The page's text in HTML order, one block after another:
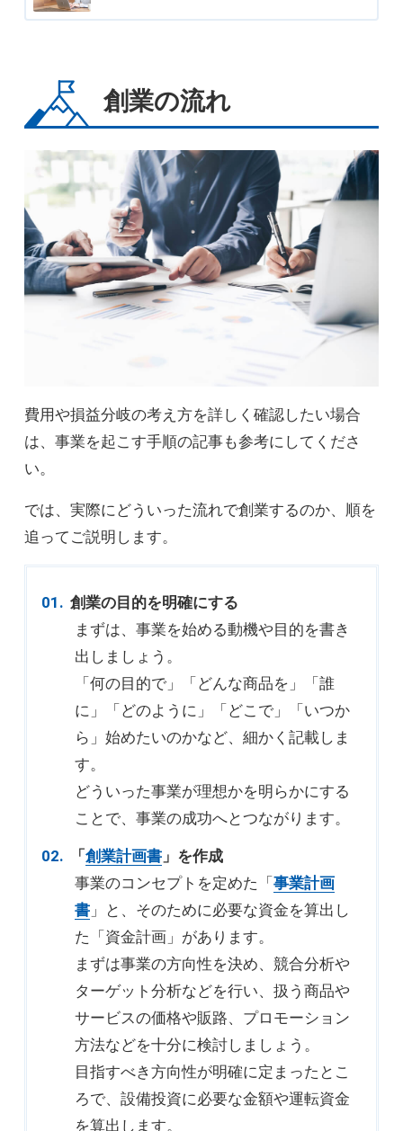
創業の流れ
費用や損益分岐の考え方を詳しく確認したい場合
は、 事業を起こす手順の記事も参考にしてくださ
い。
では、実際にどういった流れで創業するのか、順を
追ってご説明します。
創業の目的を明確にする
まずは、事業を始める動機や目的を書き
出しましょう。
「何の目的で」「どんな商品を」「誰
に」「どのように」「どこで」「いつか
ら」始めたいのかなど、細かく記載しま
す。
どういった事業が理想かを明らかにする
ことで、事業の成功へとつながります。
「創業計画書」を作成
事業のコンセプトを定めた「事業計画
書 」と、そのために必要な資金を算出し
た「資金計画」があります。
まずは事業の方向性を決め、競合分析や
ターゲット分析などを行い、扱う商品や
サービスの価格や販路、プロモーション
方法などを十分に検討しましょう。
目指すべき方向性が明確に定まったとこ
ろで、設備投資に必要な金額や運転資金
を算出します。